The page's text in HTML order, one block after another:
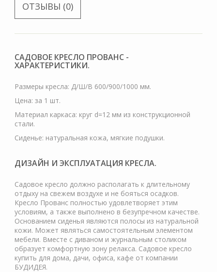
ОТЗЫВЫ (0)
САДОВОЕ КРЕСЛО ПРОВАНС -
ХАРАКТЕРИСТИКИ.
Размеры кресла: Д/Ш/В 600/900/1000 мм.
Цена: за 1 шт.
Материал каркаса: круг d=12 мм из конструкционной
стали.
Сиденье: натуральная кожа, мягкие подушки.
ДИЗАЙН И ЭКСПЛУАТАЦИЯ КРЕСЛА.
Садовое кресло должно располагать к длительному
отдыху на свежем воздухе и не бояться осадков.
Кресло Прованс полностью удовлетворяет этим
условиям, а также выполнено в безупречном качестве.
Основанием сиденья являются полосы из натуральной
кожи. Может являться самостоятельным элементом
мебели. Вместе с диваном и журнальным столиком
образует комфортную зону релакса. Садовое кресло
купить для дома, дачи, офиса, кафе от компании
БУДИДЕЯ.